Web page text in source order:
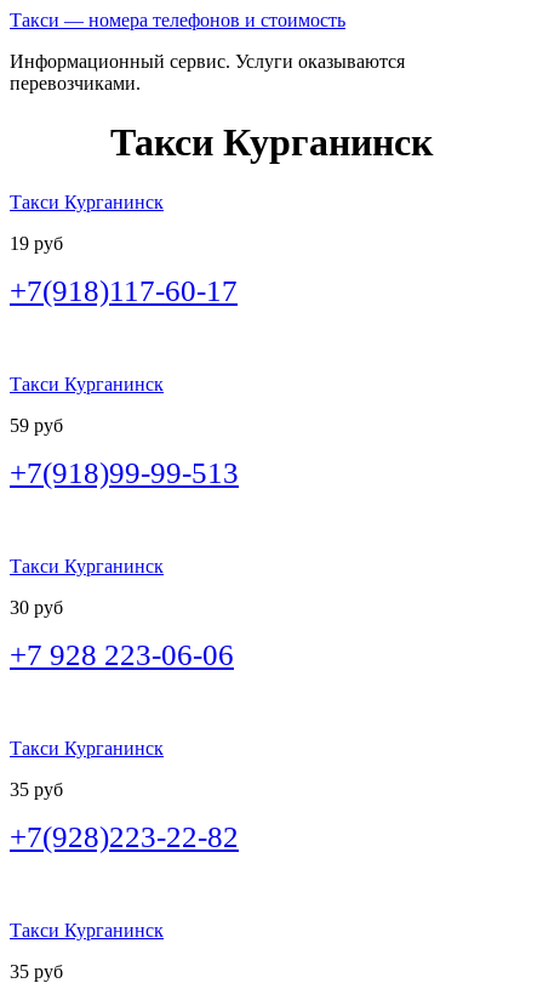
Такси — номера телефонов и стоимость
Информационный сервис. Услуги оказываются
перевозчиками.
Такси Курганинск
Такси Курганинск
19 руб
+7(918)117-60-17
Такси Курганинск
59 руб
+7(918)99-99-513
Такси Курганинск
30 руб
+7 928 223-06-06
Такси Курганинск
35 руб
+7(928)223-22-82
Такси Курганинск
35 руб